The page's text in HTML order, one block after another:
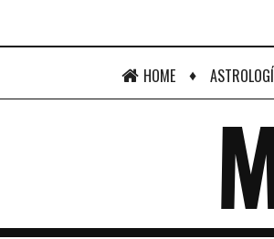
HOME ♦